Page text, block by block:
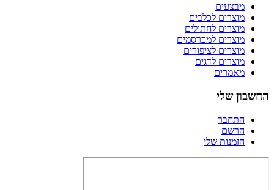
מבצעים
מוצרים לכלבים
מוצרים לחתולים
מוצרים למכרסמים
מוצרים לציפורים
מוצרים לדגים
מאמרים
החשבון שלי
התחבר
הרשם
הזמנות שלי